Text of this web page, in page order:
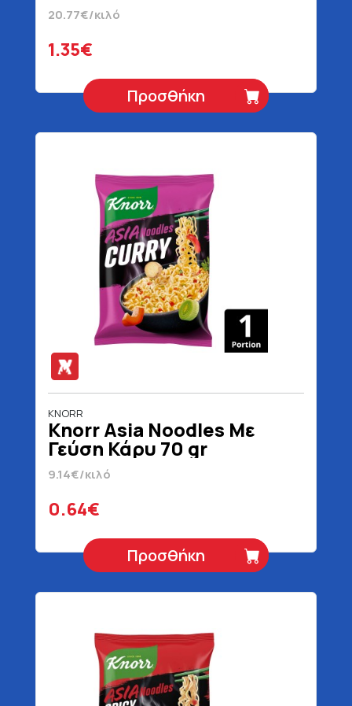
20.77€/κιλό
1.35€
Προσθήκη
KNORR
Knorr Asia Noodles Με
Γεύση Κάρυ 70 gr
9.14€/κιλό
0.64€
Προσθήκη